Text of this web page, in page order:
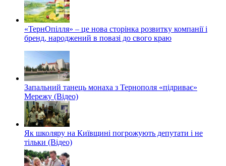
«ТернОпілля» – це нова сторінка розвитку компанії і
бренд, народжений в повазі до свого краю
Запальний танець монаха з Тернополя «підриває»
Мережу (Відео)
Як школяру на Київщині погрожують депутати і не
тільки (Відео)